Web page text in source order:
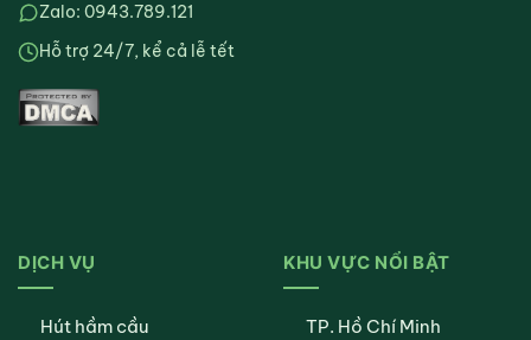
Zalo: 0943.789.121
Hỗ trợ 24/7, kể cả lễ tết
DỊCH VỤ
Hút hầm cầu
KHU VỰC NỔI BẬT
TP. Hồ Chí Minh